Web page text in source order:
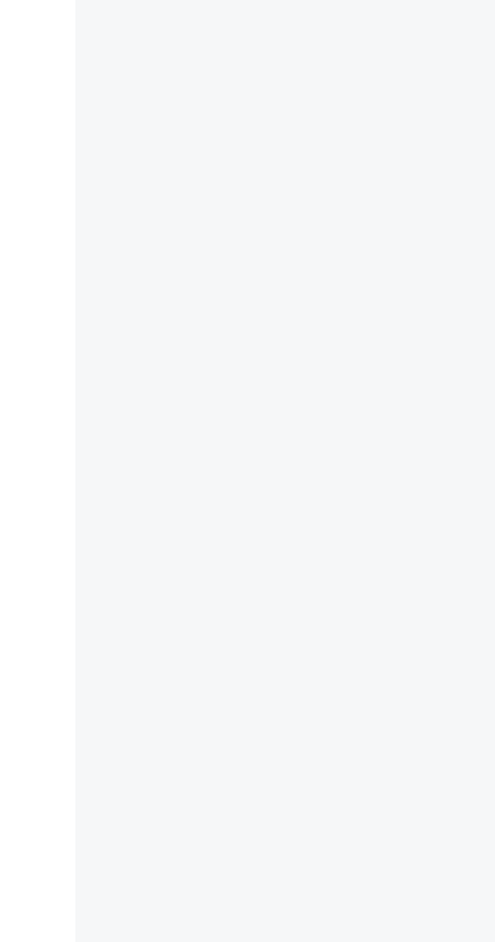
του
και
από
και